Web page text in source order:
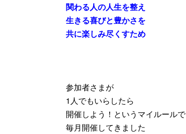
関わる人の人生を整え
生きる喜びと豊かさを
共に楽しみ尽くすため
参加者さまが
1人でもいらしたら
開催しよう！というマイルールで
毎月開催してきました